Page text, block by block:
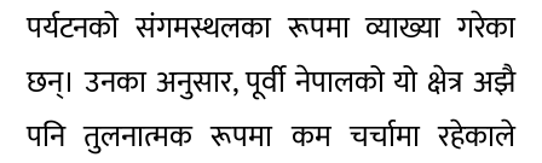
पर्यटनको संगमस्थलका रूपमा व्याख्या गरेका
छन्। उनका अनुसार, पूर्वी नेपालको यो क्षेत्र अझै
पनि तुलनात्मक रूपमा कम चर्चामा रहेकाले